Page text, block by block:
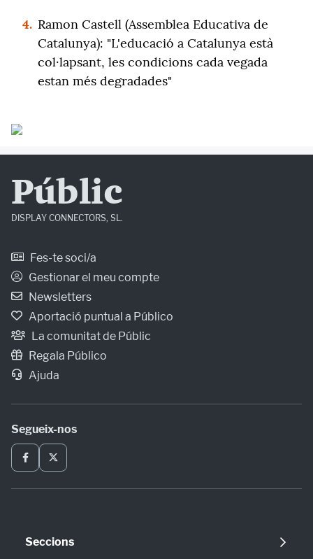
4. Ramon Castell (Assemblea Educativa de
Catalunya): "L'educació a Catalunya està
col·lapsant, les condicions cada vegada
estan més degradades"
Públic
DISPLAY CONNECTORS, SL.
Fes-te soci/a
Gestionar el meu compte
Newsletters
Aportació puntual a Público
La comunitat de Públic
Regala Público
Ajuda
Segueix-nos
Seccions